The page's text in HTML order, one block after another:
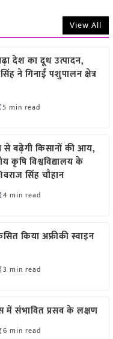
View All
देश का दूध उत्पादन,
ने गिनाईं पशुपालन क्षेत्र
5 min read
से बढ़ेगी किसानों की आय,
कृषि विश्वविद्यालय के
सिंह चौहान
4 min read
किया अफ्रीकी स्वाइन
3 min read
में संभावित प्रसव के लक्षण
6 min read